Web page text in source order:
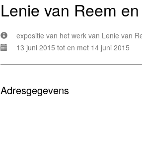
Lenie van Reem
expositie van het werk van Lenie van
13 juni 2015 tot en met 14 juni 2015
Adresgegevens